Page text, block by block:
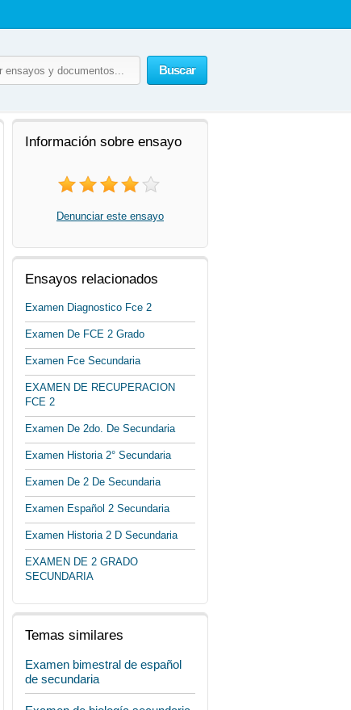
Buscar
Información sobre ensayo
Denunciar este ensayo
Ensayos relacionados
Examen Diagnostico Fce 2
Examen De FCE 2 Grado
Examen Fce Secundaria
EXAMEN DE RECUPERACION
FCE 2
Examen De 2do. De Secundaria
Examen Historia 2° Secundaria
Examen De 2 De Secundaria
Examen Español 2 Secundaria
Examen Historia 2 D Secundaria
EXAMEN DE 2 GRADO
SECUNDARIA
Temas similares
Examen bimestral de español
de secundaria